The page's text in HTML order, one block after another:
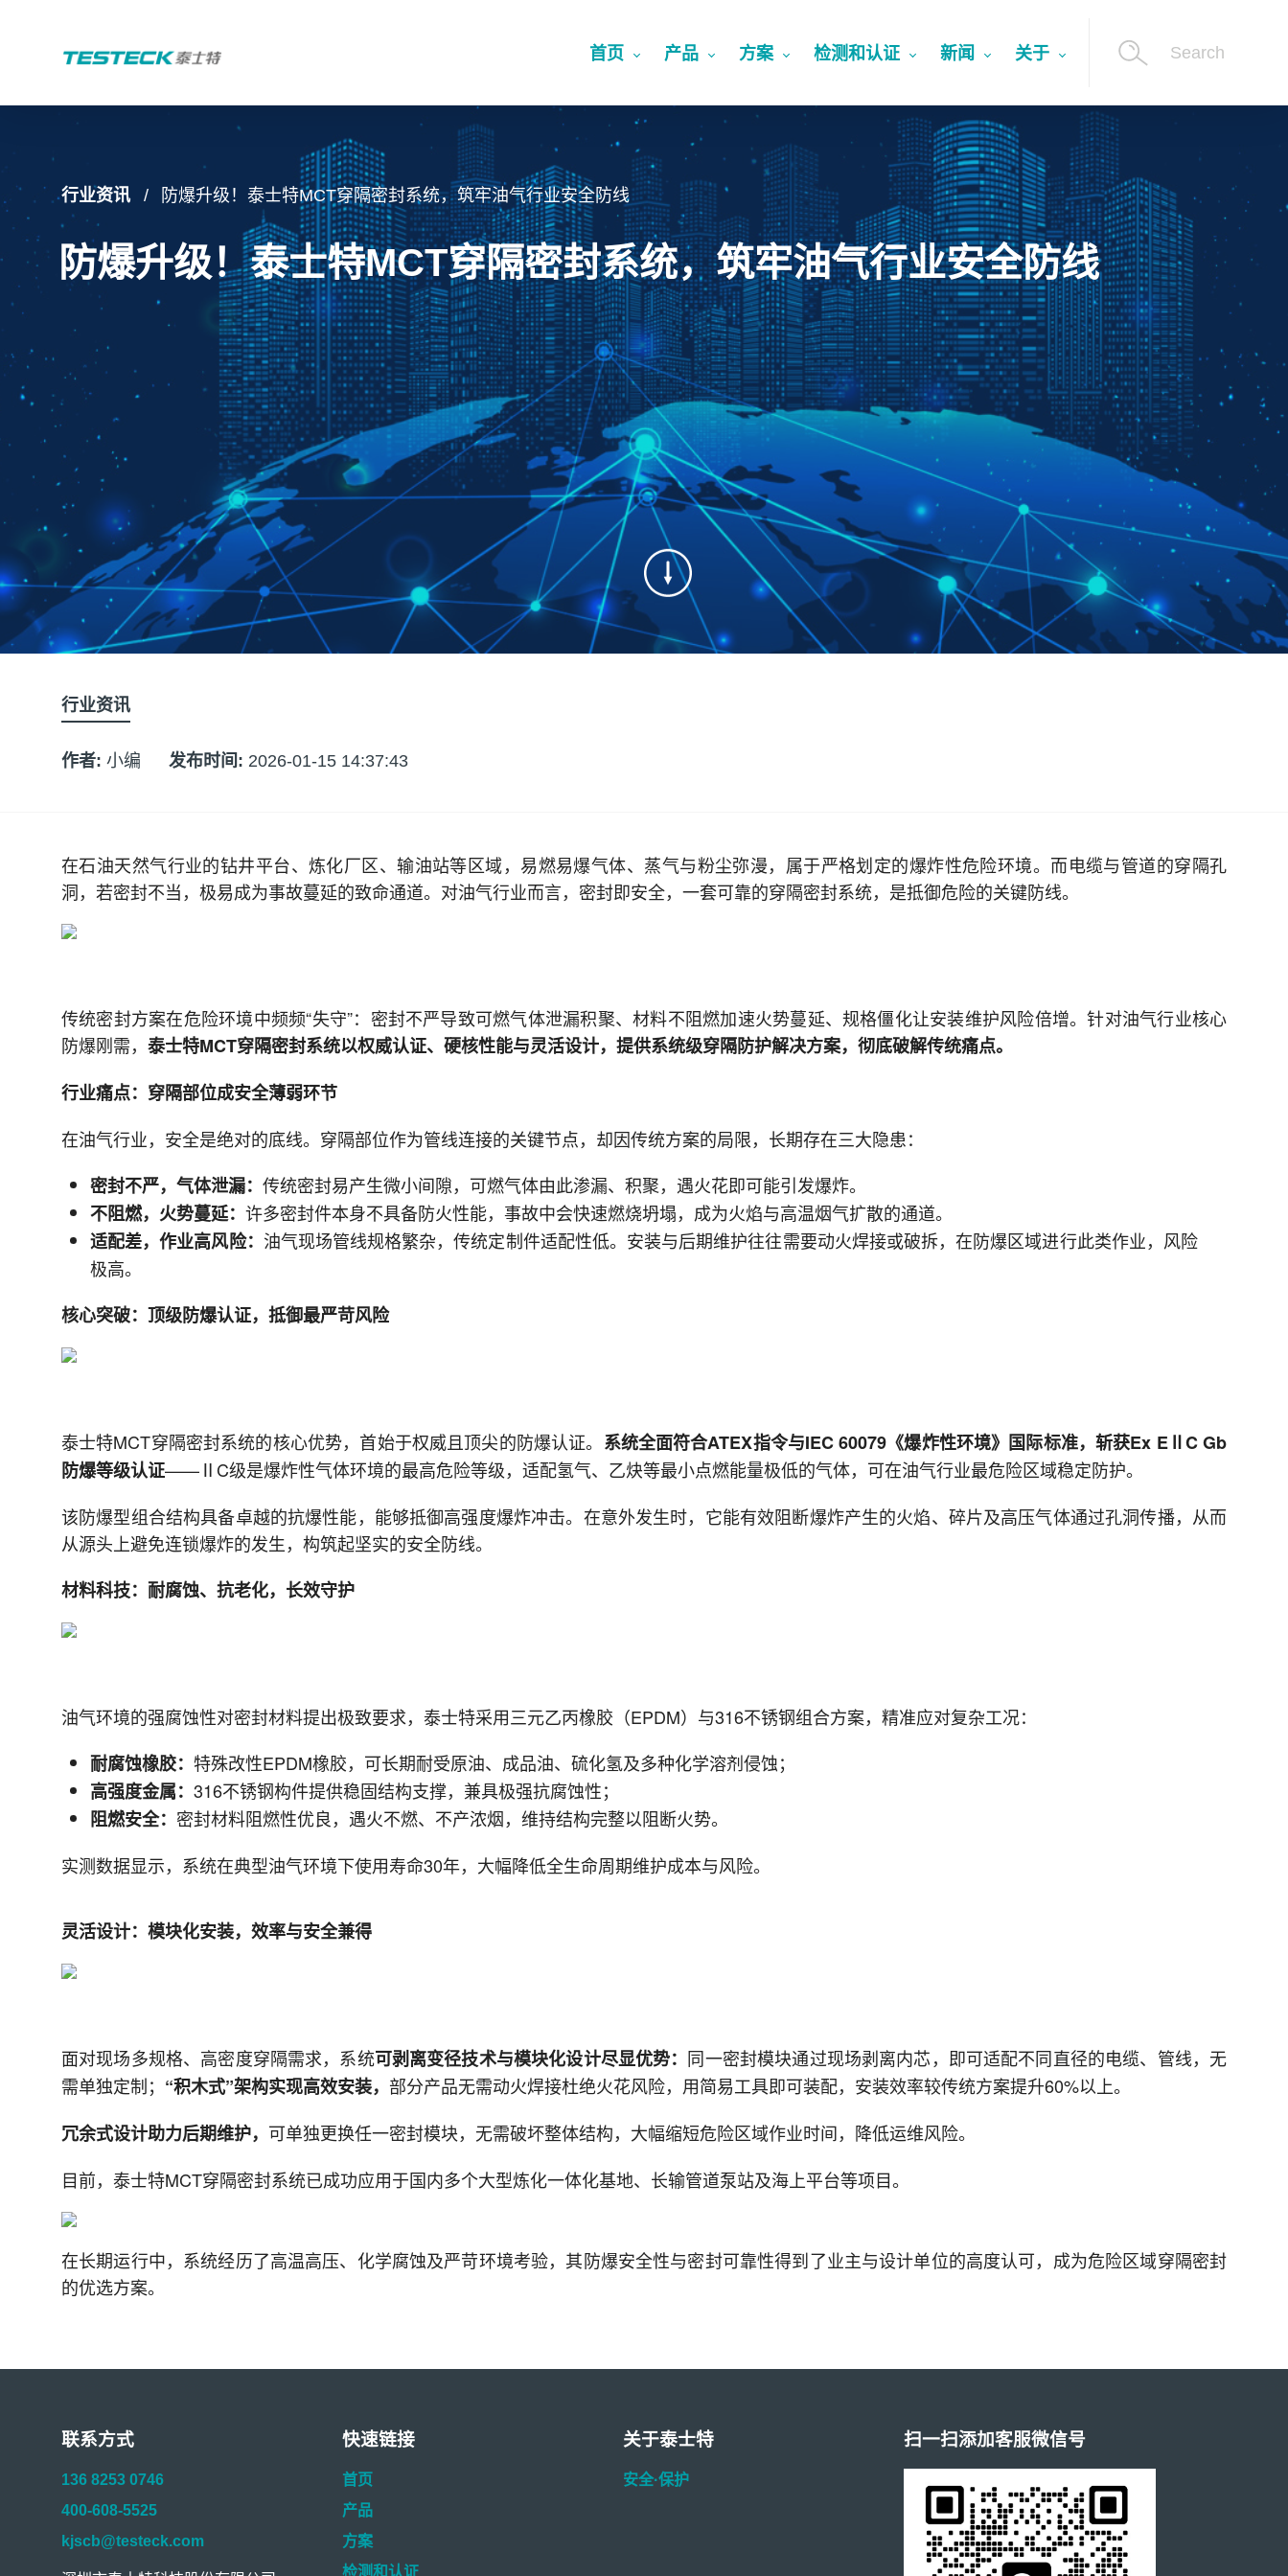
首页 产品 方案 检测和认证 新闻 关于 Search
行业资讯 防爆升级！泰士特MCT穿隔密封系统，筑牢油气行业安全防线
防爆升级！泰士特MCT穿隔密封系统，筑牢油气行业安全防线
行业资讯
作者: 小编 发布时间: 2026-01-15 14:37:43
在石油天然气行业的钻井平台、炼化厂区、输油站等区域，易燃易爆气体、蒸气与粉尘弥漫，属于严格划定的爆炸性危险环境。而电缆与管道的穿隔孔
洞，若密封不当，极易成为事故蔓延的致命通道。对油气行业而言，密封即安全，一套可靠的穿隔密封系统，是抵御危险的关键防线。
传统密封方案在危险环境中频频“失守”：密封不严导致可燃气体泄漏积聚、材料不阻燃加速火势蔓延、规格僵化让安装维护风险倍增。针对油气行业核心
防爆刚需， 泰士特MCT穿隔密封系统以权威认证、硬核性能与灵活设计，提供系统级穿隔防护解决方案，彻底破解传统痛点。
行业痛点：穿隔部位成安全薄弱环节
在油气行业，安全是绝对的底线。穿隔部位作为管线连接的关键节点，却因传统方案的局限，长期存在三大隐患：
密封不严，气体泄漏： 传统密封易产生微小间隙，可燃气体由此渗漏、积聚，遇火花即可能引发爆炸。
不阻燃，火势蔓延： 许多密封件本身不具备防火性能，事故中会快速燃烧坍塌，成为火焰与高温烟气扩散的通道。
适配差，作业高风险： 油气现场管线规格繁杂，传统定制件适配性低。安装与后期维护往往需要动火焊接或破拆，在防爆区域进行此类作业，风险
极高。
核心突破：顶级防爆认证，抵御最严苛风险
泰士特MCT穿隔密封系统的核心优势，首始于权威且顶尖的防爆认证。 系统全面符合ATEX指令与IEC 60079《爆炸性环境》国际标准，斩获Ex EⅡC Gb
防爆等级认证——ⅡC级是爆炸性气体环境的最高危险等级，适配氢气、乙炔等最小点燃能量极低的气体，可在油气行业最危险区域稳定防护。
该防爆型组合结构具备卓越的抗爆性能，能够抵御高强度爆炸冲击。在意外发生时，它能有效阻断爆炸产生的火焰、碎片及高压气体通过孔洞传播，从而
从源头上避免连锁爆炸的发生，构筑起坚实的安全防线。
材料科技：耐腐蚀、抗老化，长效守护
油气环境的强腐蚀性对密封材料提出极致要求，泰士特采用三元乙丙橡胶（EPDM）与316不锈钢组合方案，精准应对复杂工况：
耐腐蚀橡胶： 特殊改性EPDM橡胶，可长期耐受原油、成品油、硫化氢及多种化学溶剂侵蚀；
高强度金属： 316不锈钢构件提供稳固结构支撑，兼具极强抗腐蚀性；
阻燃安全： 密封材料阻燃性优良，遇火不燃、不产浓烟，维持结构完整以阻断火势。
实测数据显示，系统在典型油气环境下使用寿命30年，大幅降低全生命周期维护成本与风险。
灵活设计：模块化安装，效率与安全兼得
面对现场多规格、高密度穿隔需求，系统可剥离变径技术与模块化设计尽显优势： 同一密封模块通过现场剥离内芯，即可适配不同直径的电缆、管线，无
需单独定制； “积木式”架构实现高效安装， 部分产品无需动火焊接杜绝火花风险，用简易工具即可装配，安装效率较传统方案提升60%以上。
冗余式设计助力后期维护， 可单独更换任一密封模块，无需破坏整体结构，大幅缩短危险区域作业时间，降低运维风险。
目前，泰士特MCT穿隔密封系统已成功应用于国内多个大型炼化一体化基地、长输管道泵站及海上平台等项目。
在长期运行中，系统经历了高温高压、化学腐蚀及严苛环境考验，其防爆安全性与密封可靠性得到了业主与设计单位的高度认可，成为危险区域穿隔密封
的优选方案。
联系方式
136 8253 0746
400-608-5525
kjscb@testeck.com
快速链接
首页
产品
方案
检测和认证
关于泰士特
安全·保护
扫一扫添加客服微信号